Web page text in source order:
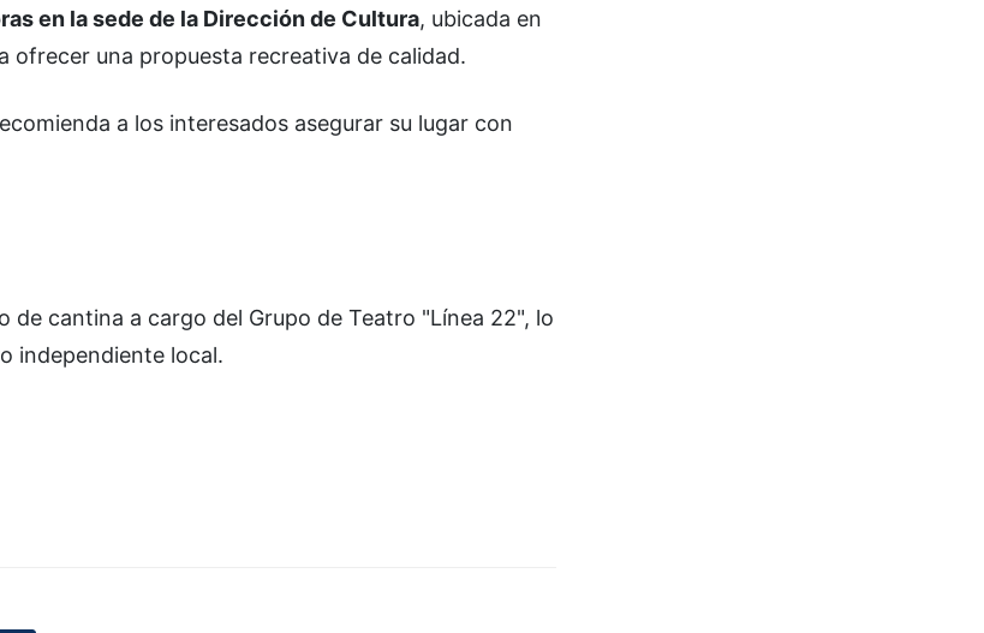
en la sede de la Dirección de Cultura, ubicada en
ofrecer una propuesta recreativa de calidad.
a los interesados asegurar su lugar con
de cantina a cargo del Grupo de Teatro "Línea 22", lo
independiente local.